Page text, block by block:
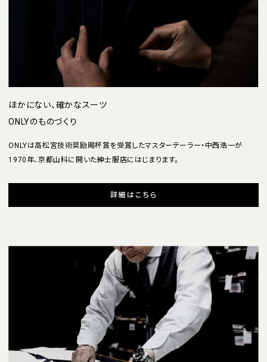
ほかにない、確かなスーツ
ONLYのものづくり
ONLYは高松宮技術奨励賜杯賞を受賞したマスターテーラー・中西浩一が
1970年、京都山科に開いた紳士服店にはじまります。
詳細はこちら